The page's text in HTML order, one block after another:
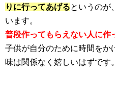
りに行ってあげるというのが
います。
普段作ってもらえない人に作
子供が自分のために時間をか
味は関係なく嬉しいはずです。